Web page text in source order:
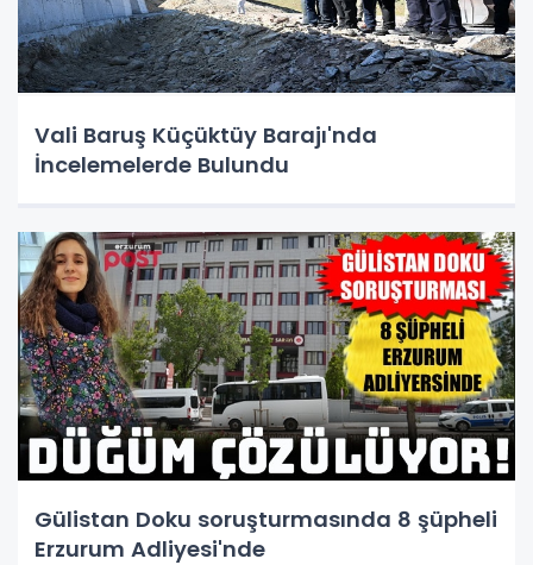
Vali Baruş Küçüktüy Barajı'nda
İncelemelerde Bulundu
Gülistan Doku soruşturmasında 8 şüpheli
Erzurum Adliyesi'nde